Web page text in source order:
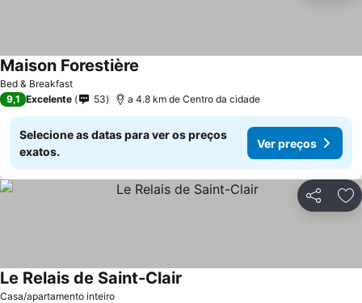
Bed & Breakfast
Maison Forestière
9,1 Excelente 53 a 4.8 km de Centro da cidade
Selecione as datas para ver os preços
exatos.
Ver preços
Partilhar
Casa/apartamento inteiro
Le Relais de Saint-Clair